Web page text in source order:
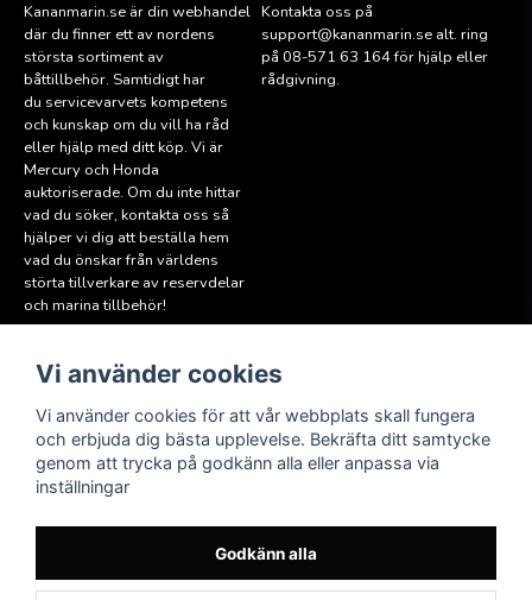
Kananmarin.se är din webhandel
där du finner ett av nordens
största sortiment av
båttillbehör. Samtidigt har
du servicevarvets kompetens
och kunskap om du vill ha råd
eller hjälp med ditt köp. Vi är
Mercury och Honda
auktoriserade. Om du inte hittar
vad du söker, kontakta oss så
hjälper vi dig att beställa hem
vad du önskar från världens
störta tillverkare av reservdelar
och marina tillbehör!
Kontakta oss på
support@kananmarin.se alt. ring
på 08-571 63 164 för hjälp eller
rådgivning.
Läs mer
Köpvillkor
Hitta till oss
Miljöpolicy
Medlem i Sweboat
Följ oss
Facebook
Instagram
Vi använder cookies
Vi använder cookies för att vår webbplats skall fungera
och erbjuda dig bästa upplevelse. Bekräfta ditt samtycke
genom att trycka på godkänn alla eller anpassa via
inställningar
Godkänn alla